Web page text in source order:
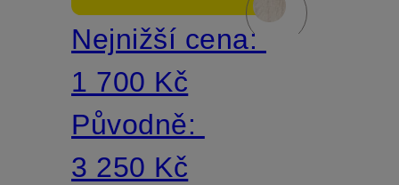
Nejnižší cena:
1 700 Kč
Původně:
3 250 Kč